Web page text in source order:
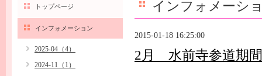
インフォメーシ
2015-01-18 16:25:00
2月 水前寺参道期
トップページ
インフォメーション
2025-04（4）
2024-11（1）